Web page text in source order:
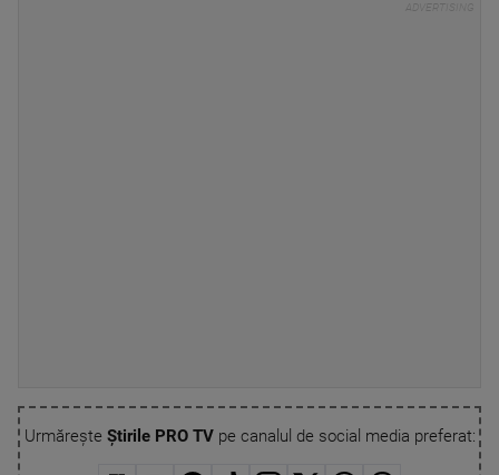
Urmărește Știrile PRO TVpe canalul de social media preferat: